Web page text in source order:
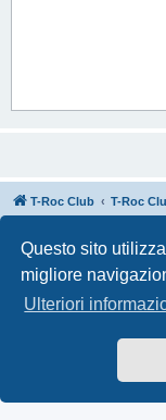
Questo sito
migliore
Ulteriori
T-Roc Club T-Roc
Creato da